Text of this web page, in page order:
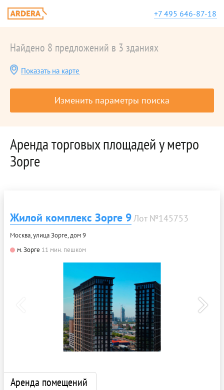
+7 495 646-87-18
Найдено 8 предложений в 3 зданиях
Показать на карте
Изменить параметры поиска
Аренда торговых площадей у метро
Зорге
Жилой комплекс Зорге 9Лот №145753
Москва, улица Зорге, дом 9
м. Зорге 11 мин. пешком
Аренда помещений